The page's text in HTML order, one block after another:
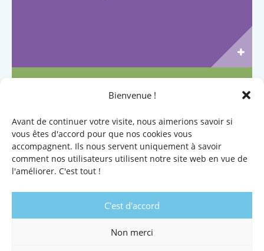
Bienvenue !
Avant de continuer votre visite, nous aimerions savoir si
vous êtes d'accord pour que nos cookies vous
accompagnent. Ils nous servent uniquement à savoir
comment nos utilisateurs utilisent notre site web en vue de
l'améliorer. C'est tout !
C'est d'accord
Non merci
âgé en soins primaires et prise en
charge (organisation du parcours
de soins)